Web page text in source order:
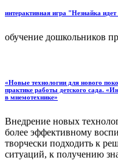
интерактивная игра "Незнайка идет
обучение дошкольников
«Новые технологии для нового
практике работы детского сада.
в мнемотехнике»
Внедрение новых
более эффективному
творчески подходить к
ситуаций, к получению